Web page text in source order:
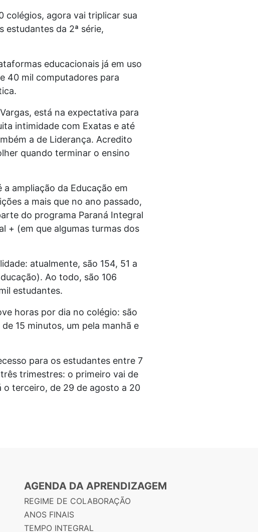
colégios, agora vai triplicar sua
estudantes da 2ª série,
educacionais já em uso
40 mil computadores para
está na expectativa para
intimidade com Exatas e até
a de Liderança. Acredito
quando terminar o ensino
ampliação da Educação em
a mais que no ano passado,
do programa Paraná Integral
+ (em que algumas turmas dos
atualmente, são 154, 51 a
Ao todo, são 106
estudantes.
horas por dia no colégio: são
15 minutos, um pela manhã e
para os estudantes entre 7
trimestres: o primeiro vai de
o terceiro, de 29 de agosto a 20
AGENDA DA APRENDIZAGEM
REGIME DE COLABORAÇÃO
ANOS FINAIS
TEMPO INTEGRAL